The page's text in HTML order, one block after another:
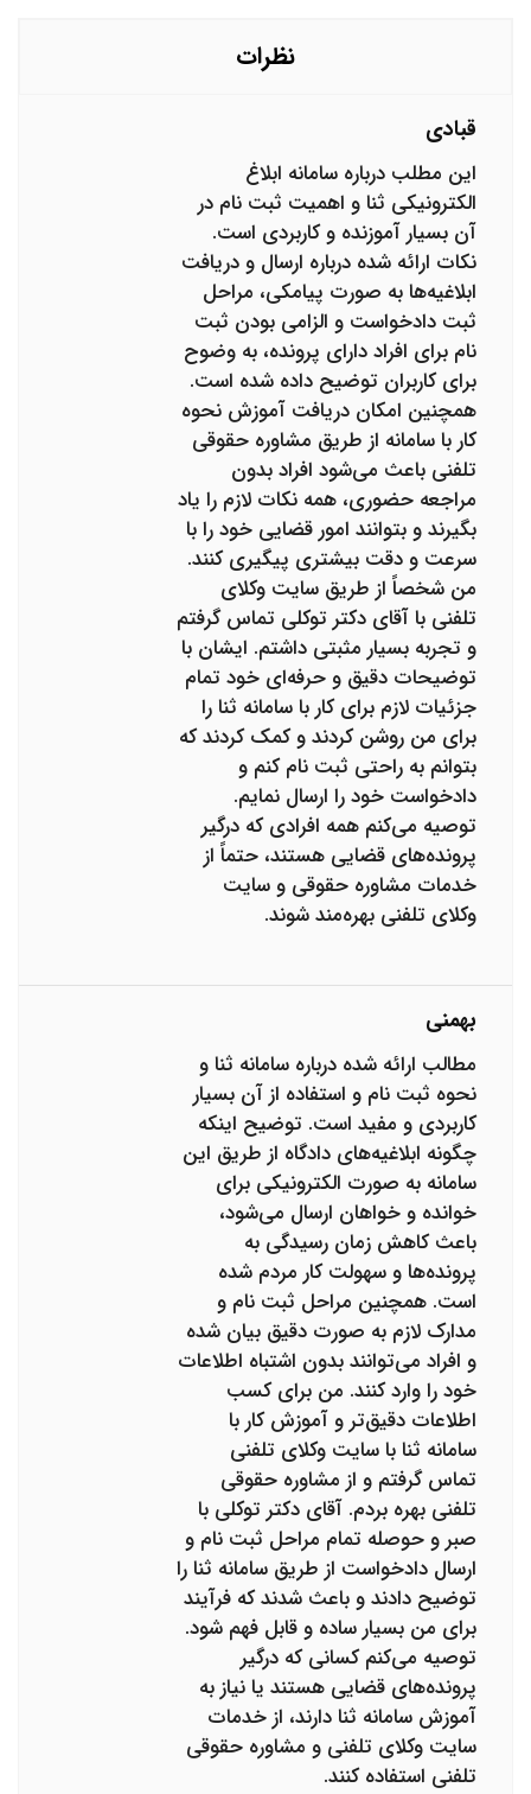
نظرات
قبادی
این مطلب درباره سامانه ابلاغ
الکترونیکی ثنا و اهمیت ثبت نام در
آن بسیار آموزنده و کاربردی است.
نکات ارائه شده درباره ارسال و دریافت
ابلاغیه‌ها به صورت پیامکی، مراحل
ثبت دادخواست و الزامی بودن ثبت
نام برای افراد دارای پرونده، به وضوح
برای کاربران توضیح داده شده است.
همچنین امکان دریافت آموزش نحوه
کار با سامانه از طریق مشاوره حقوقی
تلفنی باعث می‌شود افراد بدون
مراجعه حضوری، همه نکات لازم را یاد
بگیرند و بتوانند امور قضایی خود را با
سرعت و دقت بیشتری پیگیری کنند.
من شخصاً از طریق سایت وکلای
تلفنی با آقای دکتر توکلی تماس گرفتم
و تجربه بسیار مثبتی داشتم. ایشان با
توضیحات دقیق و حرفه‌ای خود تمام
جزئیات لازم برای کار با سامانه ثنا را
برای من روشن کردند و کمک کردند که
بتوانم به راحتی ثبت نام کنم و
دادخواست خود را ارسال نمایم.
توصیه می‌کنم همه افرادی که درگیر
پرونده‌های قضایی هستند، حتماً از
خدمات مشاوره حقوقی و سایت
وکلای تلفنی بهره‌مند شوند.
بهمنی
مطالب ارائه شده درباره سامانه ثنا و
نحوه ثبت نام و استفاده از آن بسیار
کاربردی و مفید است. توضیح اینکه
چگونه ابلاغیه‌های دادگاه از طریق این
سامانه به صورت الکترونیکی برای
خوانده و خواهان ارسال می‌شود،
باعث کاهش زمان رسیدگی به
پرونده‌ها و سهولت کار مردم شده
است. همچنین مراحل ثبت نام و
مدارک لازم به صورت دقیق بیان شده
و افراد می‌توانند بدون اشتباه اطلاعات
خود را وارد کنند. من برای کسب
اطلاعات دقیق‌تر و آموزش کار با
سامانه ثنا با سایت وکلای تلفنی
تماس گرفتم و از مشاوره حقوقی
تلفنی بهره بردم. آقای دکتر توکلی با
صبر و حوصله تمام مراحل ثبت نام و
ارسال دادخواست از طریق سامانه ثنا را
توضیح دادند و باعث شدند که فرآیند
برای من بسیار ساده و قابل فهم شود.
توصیه می‌کنم کسانی که درگیر
پرونده‌های قضایی هستند یا نیاز به
آموزش سامانه ثنا دارند، از خدمات
سایت وکلای تلفنی و مشاوره حقوقی
تلفنی استفاده کنند.